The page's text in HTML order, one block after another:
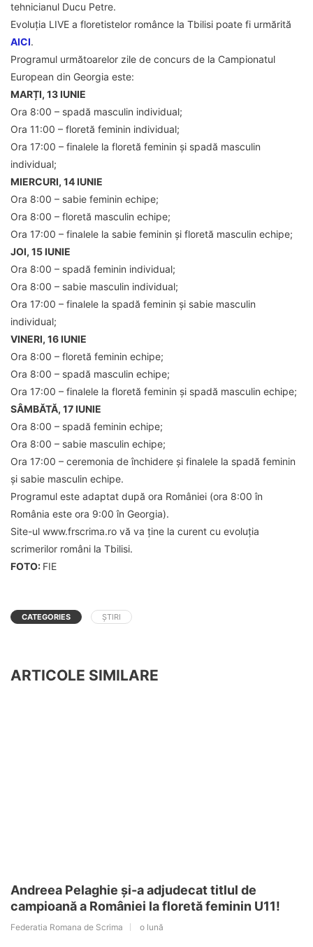
tehnicianul Ducu Petre.
Evoluția LIVE a floretistelor românce la Tbilisi poate fi urmărită
AICI.
Programul următoarelor zile de concurs de la Campionatul
European din Georgia este:
MARȚI, 13 IUNIE
Ora 8:00 – spadă masculin individual;
Ora 11:00 – floretă feminin individual;
Ora 17:00 – finalele la floretă feminin și spadă masculin
individual;
MIERCURI, 14 IUNIE
Ora 8:00 – sabie feminin echipe;
Ora 8:00 – floretă masculin echipe;
Ora 17:00 – finalele la sabie feminin și floretă masculin echipe;
JOI, 15 IUNIE
Ora 8:00 – spadă feminin individual;
Ora 8:00 – sabie masculin individual;
Ora 17:00 – finalele la spadă feminin și sabie masculin
individual;
VINERI, 16 IUNIE
Ora 8:00 – floretă feminin echipe;
Ora 8:00 – spadă masculin echipe;
Ora 17:00 – finalele la floretă feminin și spadă masculin echipe;
SÂMBĂTĂ, 17 IUNIE
Ora 8:00 – spadă feminin echipe;
Ora 8:00 – sabie masculin echipe;
Ora 17:00 – ceremonia de închidere și finalele la spadă feminin
și sabie masculin echipe.
Programul este adaptat după ora României (ora 8:00 în
România este ora 9:00 în Georgia).
Site-ul www.frscrima.ro vă va ține la curent cu evoluția
scrimerilor români la Tbilisi.
FOTO: FIE
CATEGORIES ȘTIRI
ARTICOLE SIMILARE
Andreea Pelaghie și-a adjudecat titlul de
campioană a României la floretă feminin U11!
Federatia Romana de Scrima o lună